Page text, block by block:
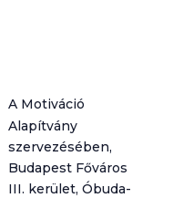
A Motiváció
Alapítvány
szervezésében,
Budapest Főváros
III. kerület, Óbuda-